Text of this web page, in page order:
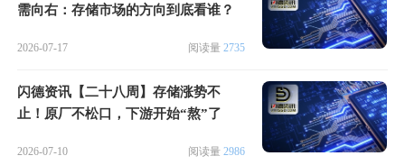
需向右：存储市场的方向到底看谁？
2026-07-17 阅读量 2735
闪德资讯【二十八周】存储涨势不
止！原厂不松口，下游开始“熬”了
2026-07-10 阅读量 2986